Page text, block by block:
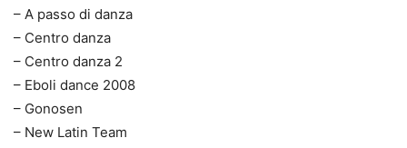
– A passo di danza
– Centro danza
– Centro danza 2
– Eboli dance 2008
– Gonosen
– New Latin Team